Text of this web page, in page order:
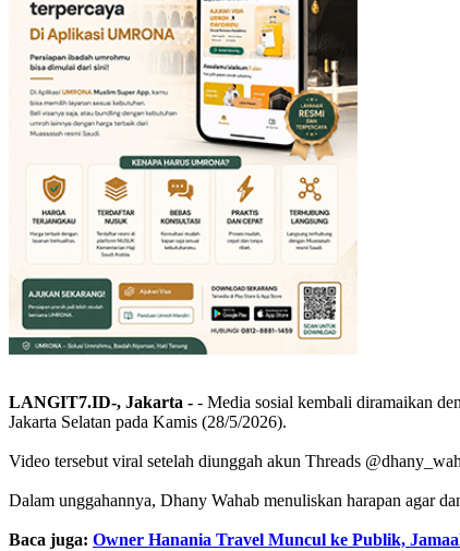
LANGIT7.ID-, Jakarta - - Media sosial kembali diramaikan
Jakarta Selatan pada Kamis (28/5/2026).
Video tersebut viral setelah diunggah akun Threads
Dalam unggahannya, Dhany Wahab menuliskan harapan agar
Baca juga: Owner Hanania Travel Muncul ke Publik,